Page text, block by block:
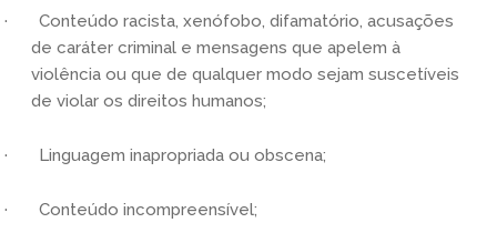
· Conteúdo racista, xenófobo, difamatório, acusações
de caráter criminal e mensagens que apelem à
violência ou que de qualquer modo sejam suscetíveis
de violar os direitos humanos;
· Linguagem inapropriada ou obscena;
· Conteúdo incompreensível;